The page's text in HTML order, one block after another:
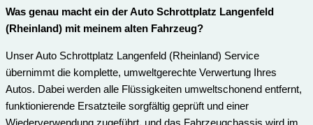
Was genau macht ein der Auto Schrottplatz Langenfeld
(Rheinland) mit meinem alten Fahrzeug?
Unser Auto Schrottplatz Langenfeld (Rheinland) Service
übernimmt die komplette, umweltgerechte Verwertung Ihres
Autos. Dabei werden alle Flüssigkeiten umweltschonend entfernt,
funktionierende Ersatzteile sorgfältig geprüft und einer